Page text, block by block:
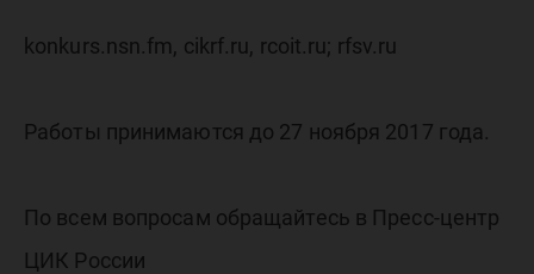
konkurs.nsn.fm, cikrf.ru, rcoit.ru; rfsv.ru
Работы принимаются до 27 ноября 2017 года.
По всем вопросам обращайтесь в Пресс-центр
ЦИК России